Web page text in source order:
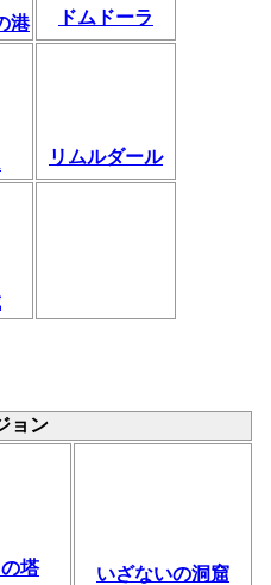
港 ドムドーラ
リムルダール
ョン
塔 いざないの洞窟